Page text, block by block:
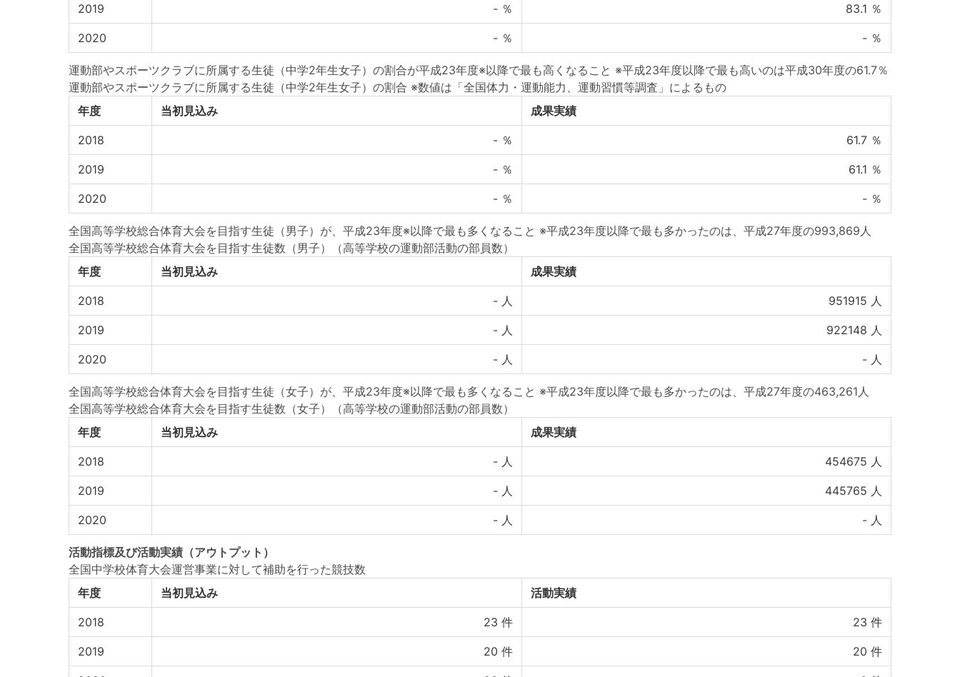
2019 - ％ 83.1 ％
2020 - ％ - ％
運動部やスポーツクラブに所属する生徒（中学2年生女子）の割合が平成23年度※以降で最も高くなること ※平成23年度以降で最も高いのは平成30年度の61.7％
運動部やスポーツクラブに所属する生徒（中学2年生女子）の割合 ※数値は「全国体力・運動能力、運動習慣等調査」によるもの
年度
当初見込み 成果実績
2018 - ％ 61.7 ％
2019 - ％ 61.1 ％
2020 - ％ - ％
全国高等学校総合体育大会を目指す生徒（男子）が、平成23年度※以降で最も多くなること ※平成23年度以降で最も多かったのは、平成27年度の993,869人
全国高等学校総合体育大会を目指す生徒数（男子）（高等学校の運動部活動の部員数）
年度
当初見込み 成果実績
2018 - 人 951915 人
2019 - 人 922148 人
2020 - 人 - 人
全国高等学校総合体育大会を目指す生徒（女子）が、平成23年度※以降で最も多くなること ※平成23年度以降で最も多かったのは、平成27年度の463,261人
全国高等学校総合体育大会を目指す生徒数（女子）（高等学校の運動部活動の部員数）
年度
当初見込み 成果実績
2018 - 人 454675 人
2019 - 人 445765 人
2020 - 人 - 人
活動指標及び活動実績 （アウトプット）
全国中学校体育大会運営事業に対して補助を行った競技数
年度
当初見込み 活動実績
2018 23 件 23 件
2019 20 件 20 件